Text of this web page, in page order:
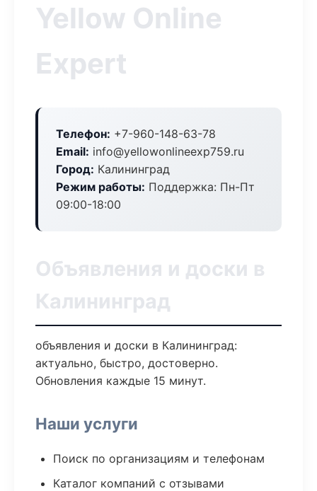
Yellow Online
Expert
Телефон: +7-960-148-63-78
Email: info@yellowonlineexp759.ru
Город: Калининград
Режим работы: Поддержка: Пн-Пт
09:00-18:00
Объявления и доски в
Калининград
объявления и доски в Калининград:
актуально, быстро, достоверно.
Обновления каждые 15 минут.
Наши услуги
Поиск по организациям и телефонам
Каталог компаний с отзывами